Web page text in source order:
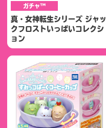
ガチャ™
真・女神転生シリーズ ジャッ
クフロストいっぱいコレクシ
ョン